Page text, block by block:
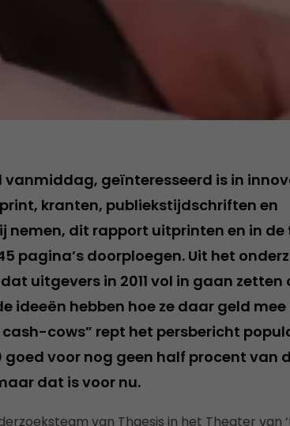
vanmiddag, geïnteresseerd is in
kranten, publiekstijdschriften en
nemen, dit rapport uitprinten en in de
pagina’s doorploegen. Uit het
uitgevers in 2011 vol in gaan
ideeën hebben hoe ze daar geld
cows” rept het persbericht
goed voor nog geen half procent van
dat is voor nu.
van Thaesis in het Theater van